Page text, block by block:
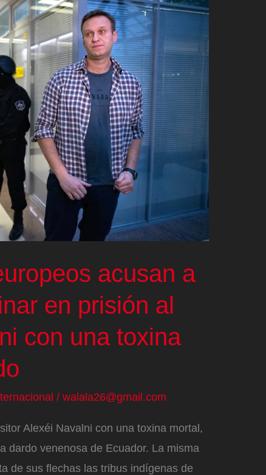
acusan a
en prisión al
con una toxina
/ walala26@gmail.com
Alexéi Navalni con una toxina mortal,
dardo venenosa de Ecuador. La misma
de sus flechas las tribus indígenas de